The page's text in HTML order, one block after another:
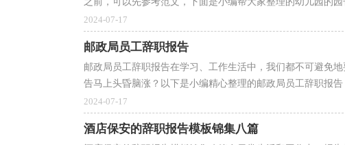
2024-07-17
邮政局员工辞职报告
邮政局员工辞职报告在学习、工作生活中，我们都不可避免
告马上头昏脑涨？以下是小编精心整理的邮政局员工辞职报
2024-07-17
酒店保安的辞职报告模板锦集八篇